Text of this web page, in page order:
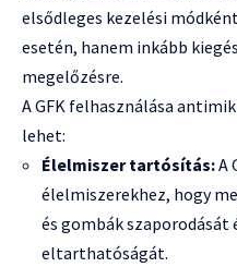
elsődleges kezelési
esetén, hanem inkább
megelőzésre.
A GFK felhasználása
lehet:
Élelmiszer tartósítás:A
élelmiszerekhez, hogy
és gombák
eltarthatóságát.